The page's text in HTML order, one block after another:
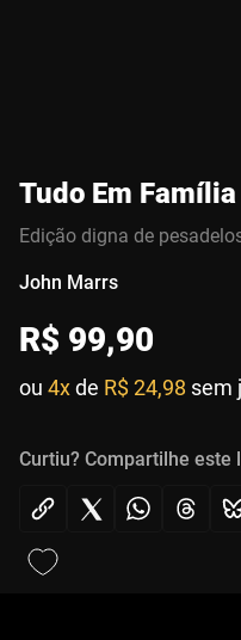
Tudo Em Família
Edição digna de
John Marrs
R$ 99,90
ou 4xde R$ 24,98 sem
Curtiu? Compartilhe este